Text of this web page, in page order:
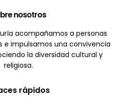
nosotros
acompañamos a personas
e impulsamos una convivencia
la diversidad cultural y
religiosa.
rápidos